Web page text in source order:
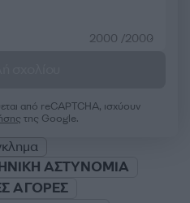
2000 /2000
από reCAPTCHA, ισχύουν
της Google.
ΑΣΤΥΝΟΜΙΑ
ΑΓΟΡΕΣ